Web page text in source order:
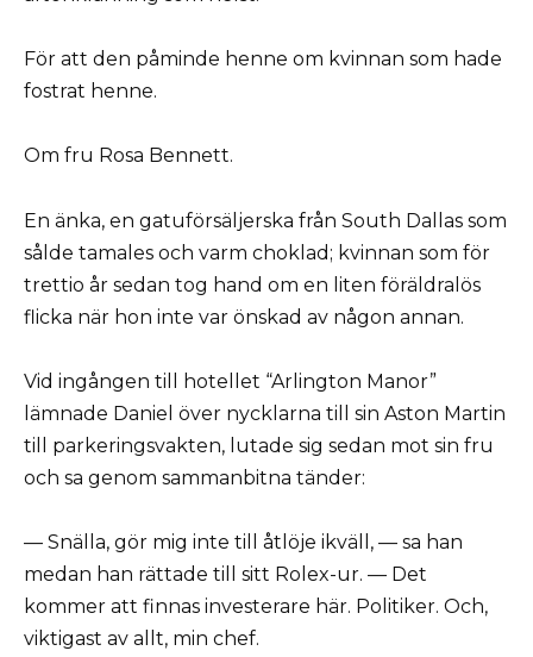
För att den påminde henne om kvinnan som hade
fostrat henne.
Om fru Rosa Bennett.
En änka, en gatuförsäljerska från South Dallas som
sålde tamales och varm choklad; kvinnan som för
trettio år sedan tog hand om en liten föräldralös
flicka när hon inte var önskad av någon annan.
Vid ingången till hotellet “Arlington Manor”
lämnade Daniel över nycklarna till sin Aston Martin
till parkeringsvakten, lutade sig sedan mot sin fru
och sa genom sammanbitna tänder:
— Snälla, gör mig inte till åtlöje ikväll, — sa han
medan han rättade till sitt Rolex-ur. — Det
kommer att finnas investerare här. Politiker. Och,
viktigast av allt, min chef.